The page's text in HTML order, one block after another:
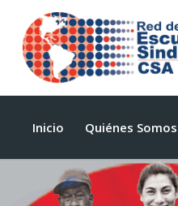
Inicio Quiénes Somos